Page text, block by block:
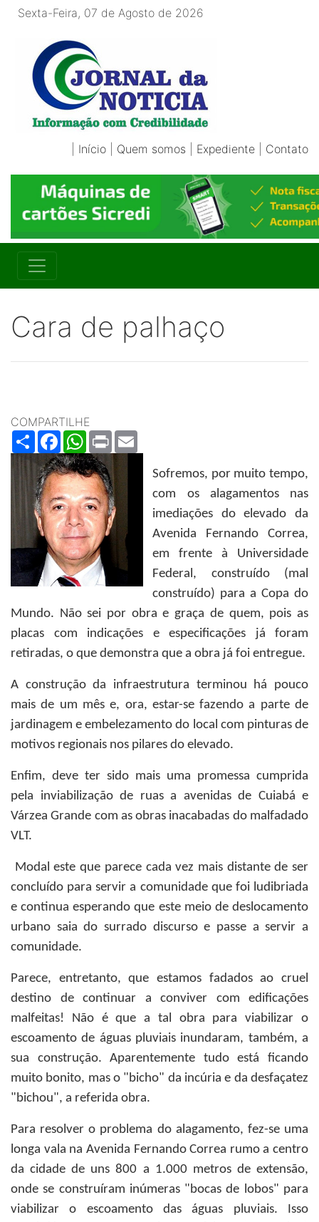
Sexta-Feira, 07 de Agosto de 2026
Início Quem somos Expediente Contato
Cara de palhaço
COMPARTILHE
ShareFacebookWhatsApp
Print
Sofremos, por muito tempo,
com os alagamentos nas
imediações do elevado da
Avenida Fernando Correa,
em frente à Universidade
Federal, construído (mal
construído) para a Copa do
Mundo. Não sei por obra e graça de quem, pois as
placas com indicações e especificações já foram
retiradas, o que demonstra que a obra já foi entregue.
A construção da infraestrutura terminou há pouco
mais de um mês e, ora, estar-se fazendo a parte de
jardinagem e embelezamento do local com pinturas de
motivos regionais nos pilares do elevado.
Enfim, deve ter sido mais uma promessa cumprida
pela inviabilização de ruas a avenidas de Cuiabá e
Várzea Grande com as obras inacabadas do malfadado
VLT.
Modal este que parece cada vez mais distante de ser
concluído para servir a comunidade que foi ludibriada
e continua esperando que este meio de deslocamento
urbano saia do surrado discurso e passe a servir a
comunidade.
Parece, entretanto, que estamos fadados ao cruel
destino de continuar a conviver com edificações
malfeitas! Não é que a tal obra para viabilizar o
escoamento de águas pluviais inundaram, também, a
sua construção. Aparentemente tudo está ficando
muito bonito, mas o "bicho" da incúria e da desfaçatez
"bichou", a referida obra.
Para resolver o problema do alagamento, fez-se uma
longa vala na Avenida Fernando Correa rumo a centro
da cidade de uns 800 a 1.000 metros de extensão,
onde se construíram inúmeras "bocas de lobos" para
viabilizar o escoamento das águas pluviais. Isso